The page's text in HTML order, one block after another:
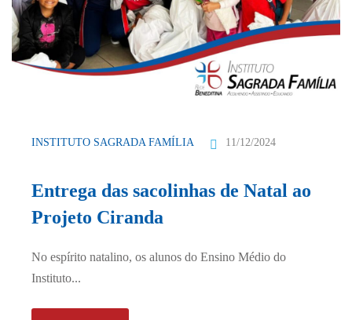
INSTITUTO SAGRADA FAMÍLIA 11/12/2024
Entrega das sacolinhas de Natal ao
Projeto Ciranda
No espírito natalino, os alunos do Ensino Médio do
Instituto...